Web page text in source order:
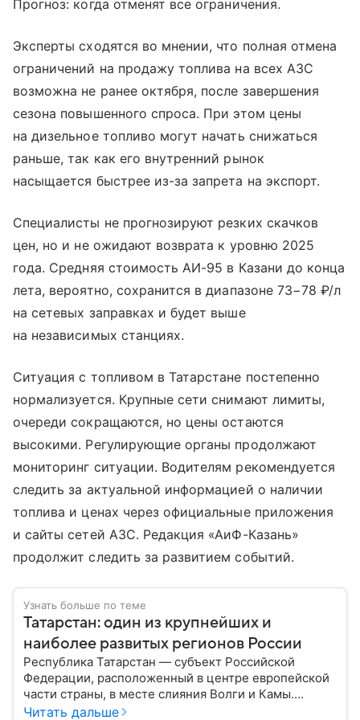
Прогноз: когда отменят все ограничения.
Эксперты сходятся во мнении, что полная отмена
ограничений на продажу топлива на всех АЗС
возможна не ранее октября, после завершения
сезона повышенного спроса. При этом цены
на дизельное топливо могут начать снижаться
раньше, так как его внутренний рынок
насыщается быстрее из-за запрета на экспорт.
Специалисты не прогнозируют резких скачков
цен, но и не ожидают возврата к уровню 2025
года. Средняя стоимость АИ-95 в Казани до конца
лета, вероятно, сохранится в диапазоне 73−78 ₽/л
на сетевых заправках и будет выше
на независимых станциях.
Ситуация с топливом в Татарстане постепенно
нормализуется. Крупные сети снимают лимиты,
очереди сокращаются, но цены остаются
высокими. Регулирующие органы продолжают
мониторинг ситуации. Водителям рекомендуется
следить за актуальной информацией о наличии
топлива и ценах через официальные приложения
и сайты сетей АЗС. Редакция «АиФ-Казань»
продолжит следить за развитием событий.
Узнать больше по теме
Татарстан: один из крупнейших и
наиболее развитых регионов России
Республика Татарстан — субъект Российской
Федерации, расположенный в центре европейской
части страны, в месте слияния Волги и Камы.
Регион считается одним из ведущих
Читать дальше